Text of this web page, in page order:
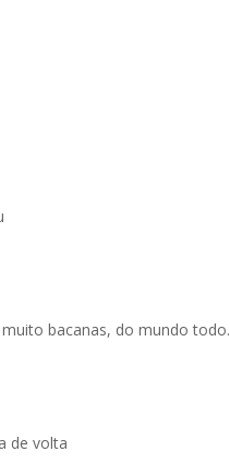
bacanas, do mundo todo.
de volta